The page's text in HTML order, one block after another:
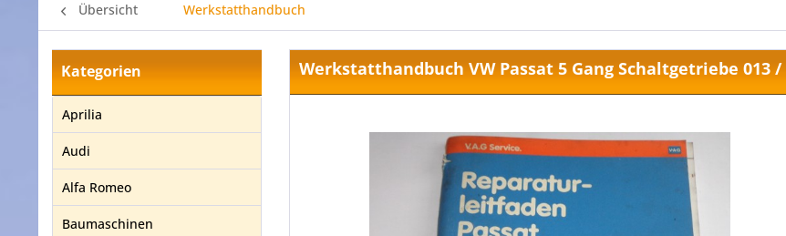
Übersicht Werkstatthandbuch
Kategorien
Aprilia
Audi
Alfa Romeo
Baumaschinen
Werkstatthandbuch VW Passat 5 Gang Schaltgetriebe 013 /